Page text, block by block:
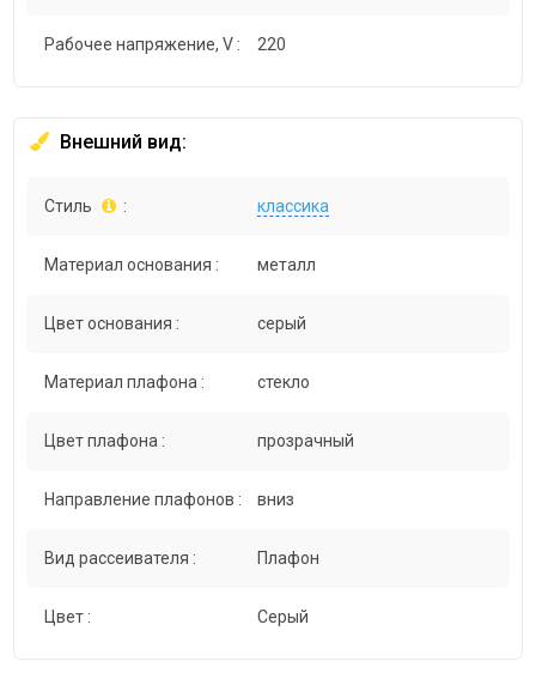
Рабочее напряжение, V : 220
Внешний вид:
Стиль : классика
Материал основания : металл
Цвет основания : серый
Материал плафона : стекло
Цвет плафона : прозрачный
Направление плафонов : вниз
Вид рассеивателя : Плафон
Цвет : Серый